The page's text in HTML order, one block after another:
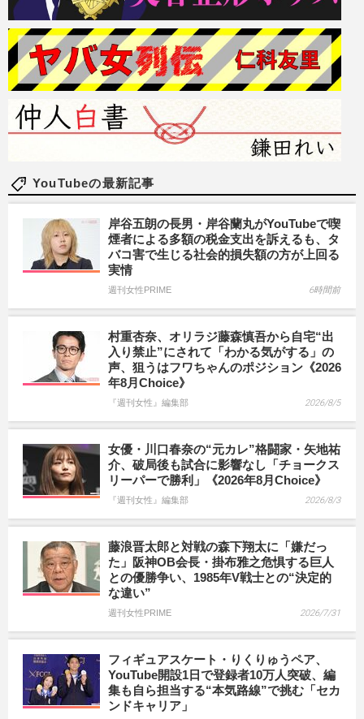
YouTubeの最新記事
岸谷五朗の長男・岸谷蘭丸がYouTubeで喫
煙者による多額の税金支出を訴えるも、タ
バコ害で生じる社会的損失額の方が上回る
実情
週刊女性PRIME 6時間前
村重杏奈、オリラジ藤森慎吾から自宅“出
入り禁止”にされて「わかる気がする」の
声、狙うはフワちゃんのポジション《2026
年8月Choice》
『週刊女性』編集部 2026/8/5
女優・川口春奈の“元カレ”格闘家・矢地祐
介、破局後も試合に影響なし「チョークス
リーパーで勝利」《2026年8月Choice》
『週刊女性』編集部 2026/8/3
藤浪晋太郎と対戦の森下翔太に「嫌だっ
た」阪神OB会長・掛布雅之危惧する巨人
との優勝争い、1985年V戦士との“決定的
な違い”
週刊女性PRIME 2026/7/31
フィギュアスケート・りくりゅうペア、
YouTube開設1日で登録者10万人突破、編
集も自ら担当する“本気路線”で挑む「セカ
ンドキャリア」